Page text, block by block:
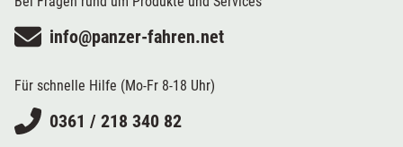
info@panzer-fahren.net
Für schnelle Hilfe (Mo-Fr 8-18 Uhr)
0361 / 218 340 82